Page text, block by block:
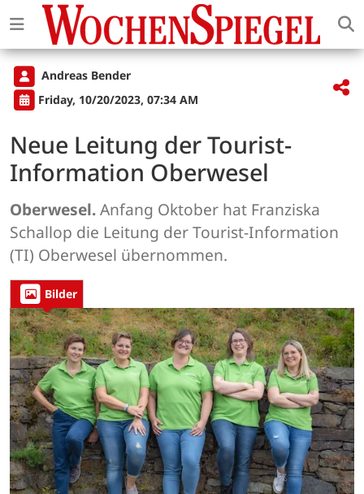
Andreas Bender
Friday, 10/20/2023, 07:34 AM
Neue Leitung der Tourist-
Information Oberwesel
Oberwesel.Anfang Oktober hat Franziska
Schallop die Leitung der Tourist-Information
(TI) Oberwesel übernommen.
Bilder